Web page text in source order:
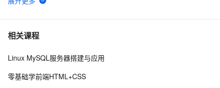
6 如何写「前端简历」，能敲开字节跳动的大门？
7 而桌面app向来是web前端开发开发人员下意识的避开
8 《智能前端技术与实践》——第 2 章 前端开发基础 ——
相关课程
Linux MySQL服务器搭建与应用
零基础学前端HTML+CSS